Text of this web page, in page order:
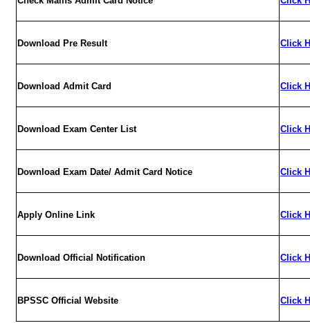
Download Pre Result Click
Download Admit Card Click
Download Exam Center List Click
Download Exam Date/ Admit Card Notice Click
Apply Online Link Click
Download Official Notification Click
BPSSC Official Website Click